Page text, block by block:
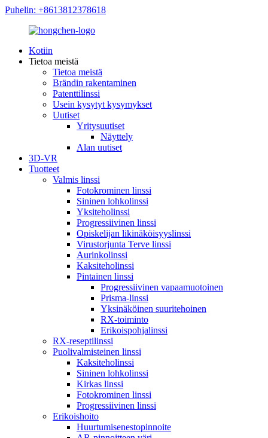
Puhelin: +8613812378618
Kotiin
Tietoa meistä
Tietoa meistä
Brändin rakentaminen
Patenttilinssi
Usein kysytyt kysymykset
Uutiset
Yritysuutiset
Näyttely
Alan uutiset
3D-VR
Tuotteet
Valmis linssi
Fotokrominen linssi
Sininen lohkolinssi
Yksiteholinssi
Progressiivinen linssi
Opiskelijan likinäköisyyslinssi
Virustorjunta Terve linssi
Aurinkolinssi
Kaksiteholinssi
Pintainen linssi
Progressiivinen vapaamuotoinen
Prisma-linssi
Yksinäköinen suuritehoinen
RX-toiminto
Erikoispohjalinssi
RX-reseptilinssi
Puolivalmisteinen linssi
Kaksiteholinssi
Sininen lohkolinssi
Kirkas linssi
Fotokrominen linssi
Progressiivinen linssi
Erikoishoito
Huurtumisenestopinnoite